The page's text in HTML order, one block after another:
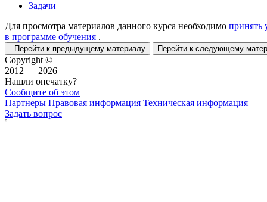
Задачи
Для просмотра материалов данного курса необходимо принять
в программе обучения .
Перейти к предыдущему материалу Перейти к следующему
Copyright ©
2012 — 2026
Нашли опечатку?
Сообщите об этом
Партнеры Правовая информация Техническая информация
Задать вопрос